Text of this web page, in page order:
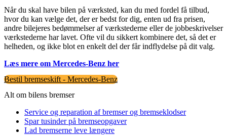
Når du skal have bilen på værksted, kan du med fordel få tilbud,
hvor du kan vælge det, der er bedst for dig, enten ud fra prisen,
andre bilejeres bedømmelser af værkstederne eller de jobbeskrivelser
værkstederne har lavet. Ofte vil du sikkert kombinere det, så det er
helheden, og ikke blot en enkelt del der får indflydelse på dit valg.
Læs mere om Mercedes-Benz her
Bestil bremseskift - Mercedes-Benz
Alt om bilens bremser
Service og reparation af bremser og bremseklodser
Spar tusinder på bremseopgaver
Lad bremserne leve længere